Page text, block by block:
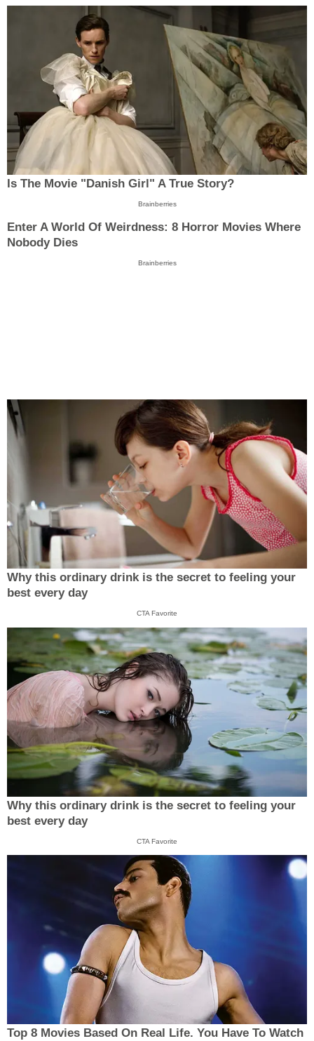
Is The Movie "Danish Girl" A True Story?
Brainberries
Enter A World Of Weirdness: 8 Horror Movies Where
Nobody Dies
Brainberries
Why this ordinary drink is the secret to feeling your
best every day
CTA Favorite
Why this ordinary drink is the secret to feeling your
best every day
CTA Favorite
Top 8 Movies Based On Real Life. You Have To Watch